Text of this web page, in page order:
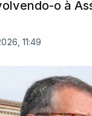
o à
11:49